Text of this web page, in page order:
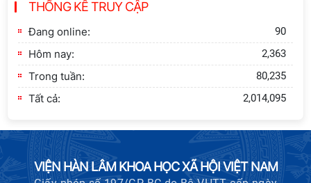
vào thứ ba, ngày 28/7/2026
Hội nghị Lãnh đạo Viện Hàn lâm
Khoa học xã hội Việt Nam làm việc
với Ban Chủ nhiệm các Chương trình
khoa học và công nghệ trọng điểm
cấp Bộ
Hội thảo khoa học "Kinh tế Việt Nam
6 tháng đầu năm 2026: Thách thức,
động lực và triển vọng phát triển"
THỐNG KÊ TRUY CẬP
Đang online: 90
Hôm nay: 2,363
Trong tuần: 80,235
Tất cả: 2,014,095
VIỆN HÀN LÂM KHOA HỌC XÃ HỘI VIỆT NAM